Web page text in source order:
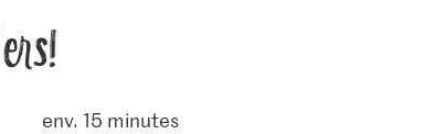
env. 15 minutes